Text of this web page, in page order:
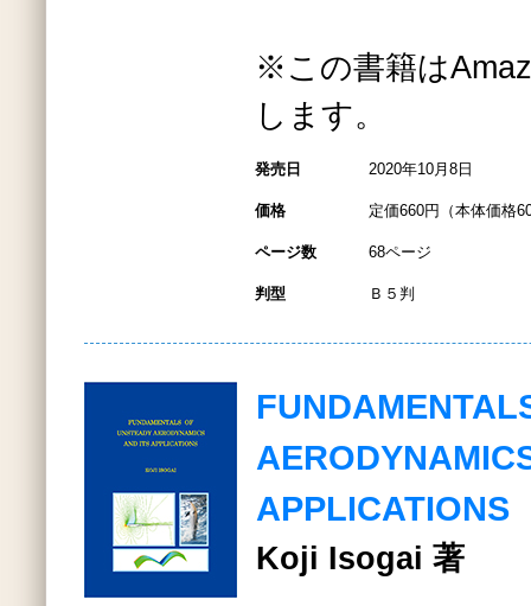
※この書籍は
します。
発売日 2020年10月8日
価格 定価660円（本体価格
ページ数 68ページ
判型 Ｂ５判
APPLICATIONS
Koji Isogai 著